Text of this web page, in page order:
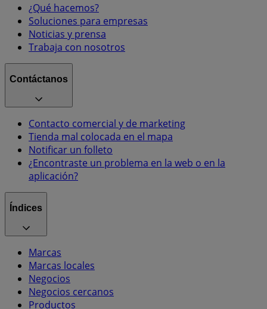
¿Qué hacemos?
Soluciones para empresas
Noticias y prensa
Trabaja con nosotros
Contáctanos
Contacto comercial y de marketing
Tienda mal colocada en el mapa
Notificar un folleto
¿Encontraste un problema en la web o en la
aplicación?
Índices
Marcas
Marcas locales
Negocios
Negocios cercanos
Productos